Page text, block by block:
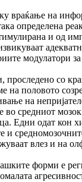
враќање на
определена
и од
модулатори
со
половото
на
средниот
Едни одат кон
и
влез и на
форми е